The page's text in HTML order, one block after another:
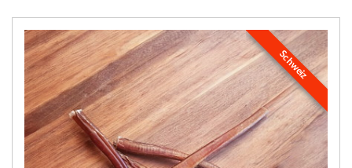
Schweiz